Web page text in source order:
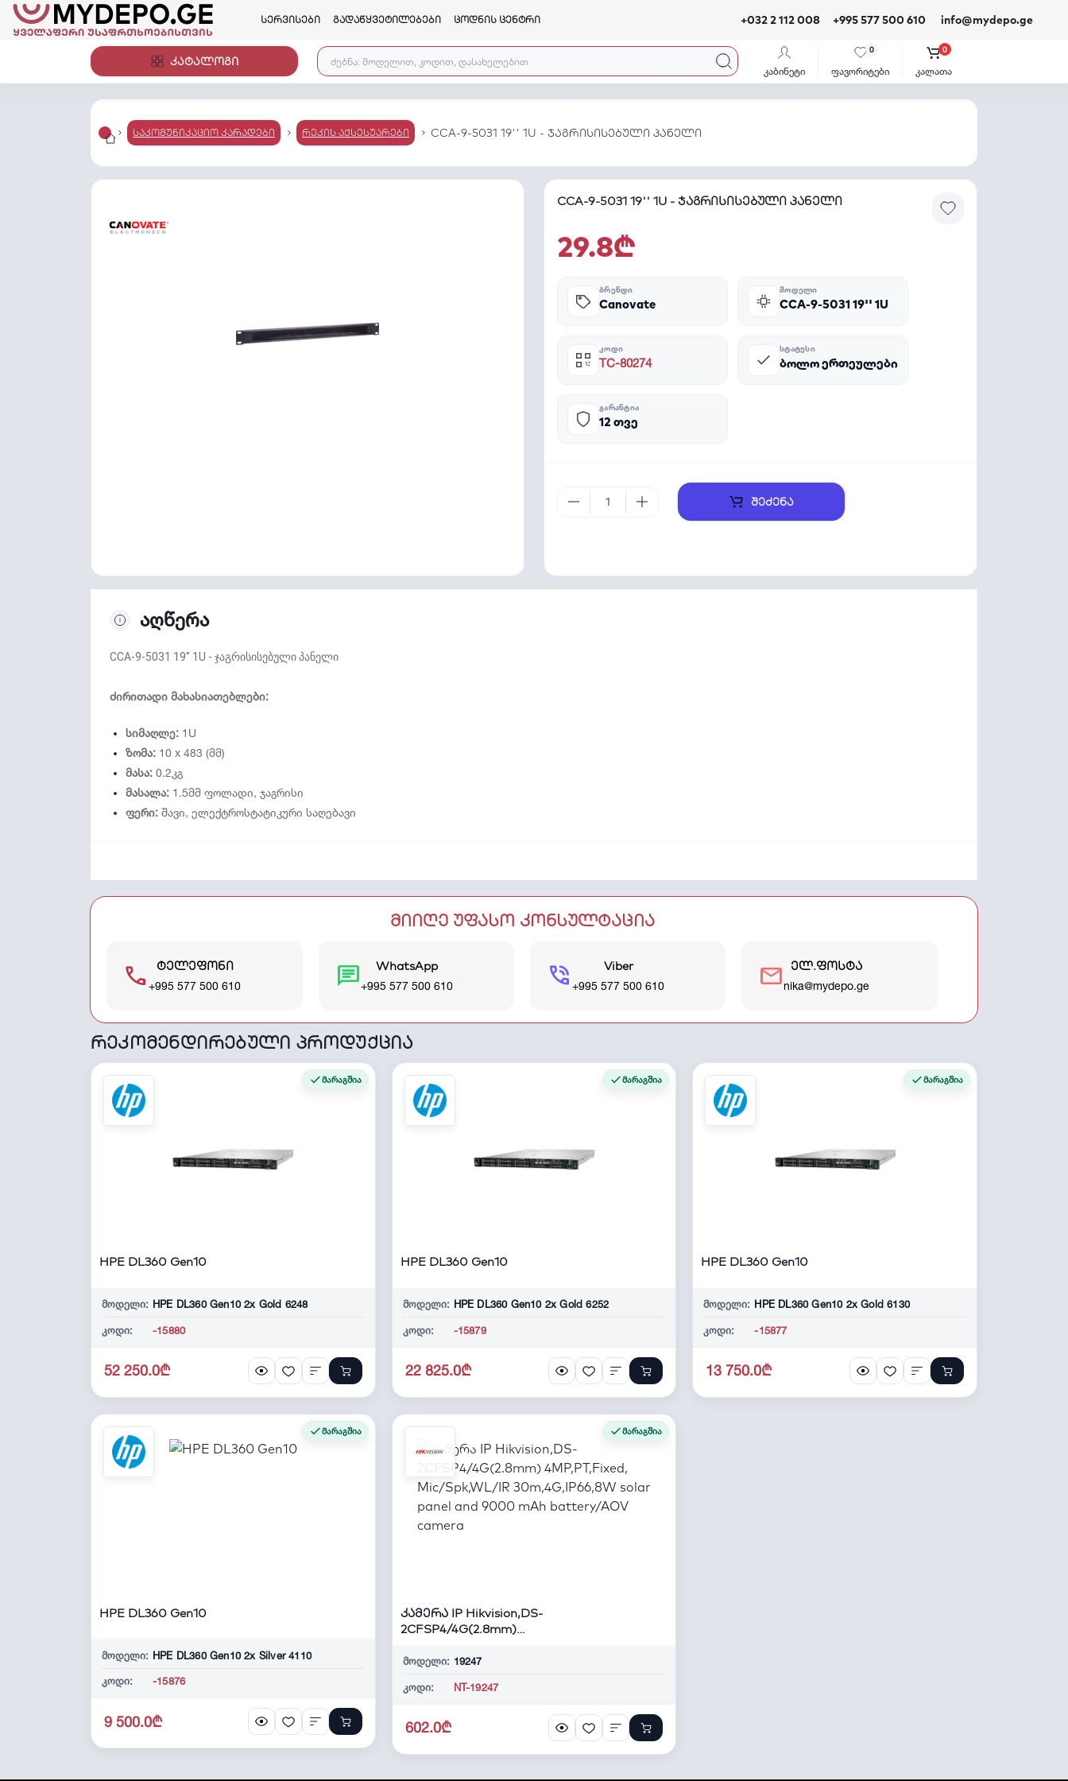
სერვისები გადაწყვეტილებები ცოდნის ცენტრი +032 2 112 008 +995 577 500 610 info@mydepo.ge
კატალოგი
კაბინეტი ფავორიტები
0
კალათა
0
საკომუნიკაციო კარადები რეკის აქსესუარები CCA-9-5031 19'' 1U - ჯაგრისისებული პანელი
CCA-9-5031 19'' 1U - ჯაგრისისებული პანელი
29.8₾
ᲑᲠᲔᲜᲓᲘ
Canovate
ᲛᲝᲓᲔᲚᲘ
CCA-9-5031 19'' 1U
ᲙᲝᲓᲘ
TC-80274
ᲡᲢᲐᲢᲣᲡᲘ
ბოლო ერთეულები
ᲒᲐᲠᲐᲜᲢᲘᲐ
12 თვე
შეძენა
აღწერა
CCA-9-5031 19'' 1U - ჯაგრისისებული პანელი
ძირითადი მახასიათებლები:
სიმაღლე: 1 U
ზომა: 10 x 483 (მმ)
მასა: 0.2კგ
მასალა: 1.5მმ ფოლადი, ჯაგრისი
ფერი: შავი, ელექტროსტატიკური საღებავი
მიიღე უფასო კონსულტაცია
call ტელეფონი
+995 577 500 610 chat WhatsApp
+995 577 500 610 phone_in_talk Viber
+995 577 500 610 mail ელ.ფოსტა
nika@mydepo.ge
რეკომენდირებული პროდუქცია
მარაგშია
HPE DL360 Gen10
მოდელი: HPE DL360 Gen10 2x Gold 6248
კოდი: -15880
52 250.0₾
მარაგშია
HPE DL360 Gen10
მოდელი: HPE DL360 Gen10 2x Gold 6252
კოდი: -15879
22 825.0₾
მარაგშია
HPE DL360 Gen10
მოდელი: HPE DL360 Gen10 2x Gold 6130
კოდი: -15877
13 750.0₾
მარაგშია
HPE DL360 Gen10
მოდელი: HPE DL360 Gen10 2x Silver 4110
კოდი: -15876
9 500.0₾
მარაგშია
კამერა IP Hikvision,DS-
2CFSP4/4G(2.8mm)
მოდელი: 19247
კოდი: NT-19247
602.0₾